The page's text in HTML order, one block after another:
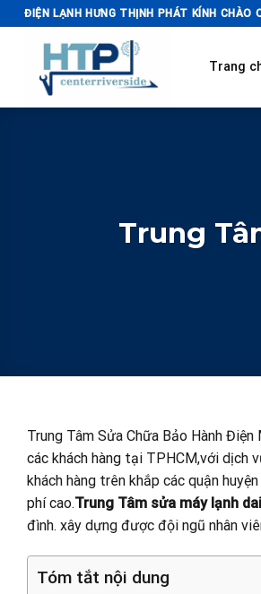
Skip
to
ĐIỆN LẠNH HƯNG THỊNH PHÁT KÍNH CHÀO
Trang
Trung
Trung Tâm Sửa Chữa Bảo Hành
các khách hàng tại TPHCM,với dịch
khách hàng trên khắp các quận
phí cao.Trung Tâm sửa máy lạnh
đình. xây dựng được đội ngũ nhân
Tóm tắt nội dung